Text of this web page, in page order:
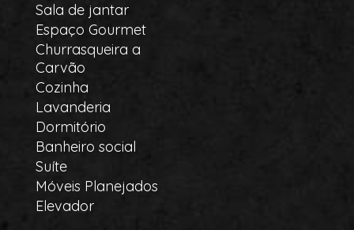
Sala de jantar
Espaço Gourmet
Churrasqueira a
Carvão
Cozinha
Lavanderia
Dormitório
Banheiro social
Suíte
Móveis Planejados
Elevador